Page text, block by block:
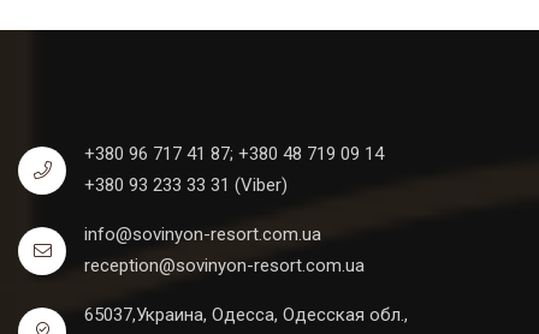
+380 96 717 41 87; +380 48 719 09 14
+380 93 233 33 31 (Viber)
info@sovinyon-resort.com.ua
reception@sovinyon-resort.com.ua
65037,Украина, Одесса, Одесская обл.,